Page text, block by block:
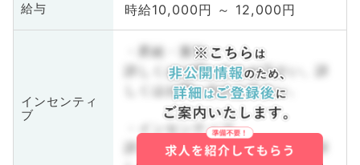
給与 時給10,000円 ～ 12,000円
インセンティ
ブ
・昇給・賞与
詳しくはお問い合わせ下さい。詳
しくはお問い合わせ下さい。
・インセンティブ
詳しくはお問い合わせ下さい。詳